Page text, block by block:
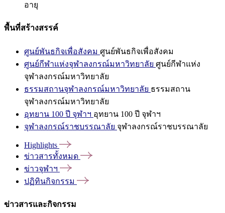
อายุ
พื้นที่สร้างสรรค์
ศูนย์พันธกิจเพื่อสังคม ศูนย์พันธกิจเพื่อสังคม
ศูนย์กีฬาแห่งจุฬาลงกรณ์มหาวิทยาลัย ศูนย์กีฬาแห่ง
จุฬาลงกรณ์มหาวิทยาลัย
ธรรมสถานจุฬาลงกรณ์มหาวิทยาลัย ธรรมสถาน
จุฬาลงกรณ์มหาวิทยาลัย
อุทยาน 100 ปี จุฬาฯ อุทยาน 100 ปี จุฬาฯ
จุฬาลงกรณ์ราชบรรณาลัย จุฬาลงกรณ์ราชบรรณาลัย
Highlights
ข่าวสารทั้งหมด
ข่าวจุฬาฯ
ปฏิทินกิจกรรม
ข่าวสารและกิจกรรม